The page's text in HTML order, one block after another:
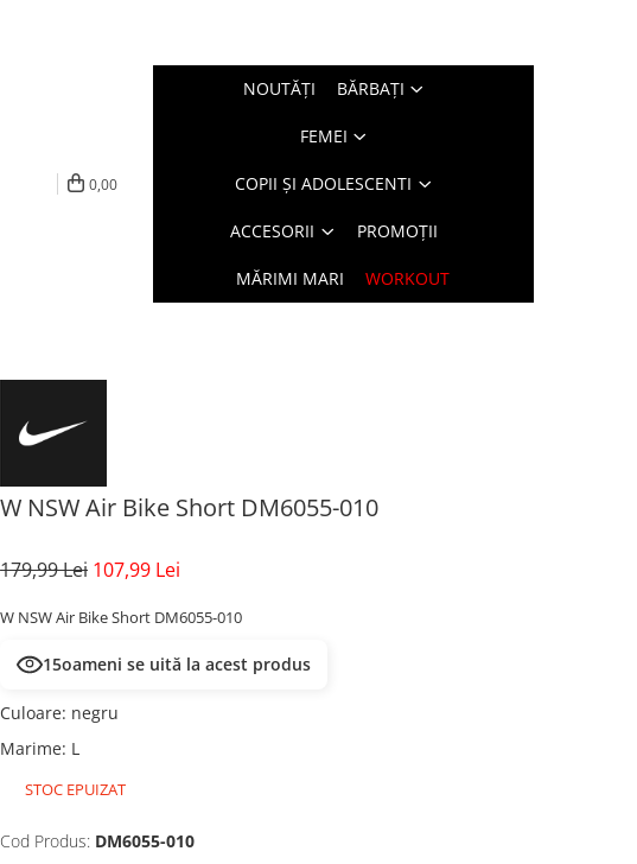
0,00
NOUTĂŢI BĂRBAŢI
FEMEI
COPII ȘI ADOLESCENTI
ACCESORII PROMOȚII
MĂRIMI MARI WORKOUT
W NSW Air Bike Short DM6055-010
179,99 Lei 107,99 Lei
W NSW Air Bike Short DM6055-010
15oameni se uită la acest produs
Culoare: negru
Marime: L
STOC EPUIZAT
Cod Produs: DM6055-010